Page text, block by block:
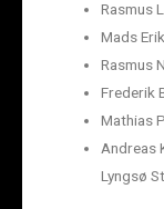
Rasmus
Mads
Rasmus
Frederik
Mathias
Andreas
Lyngsø